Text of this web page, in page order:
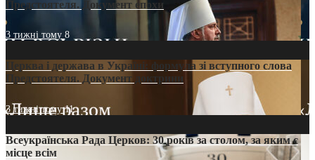
Предстоятеля. Документ епохи
3 тижні тому 8
Церква і держава в Україні: формула зі вступного слова
Предстоятеля. Документ доктрини
3 тижні тому11
Всеукраїнська Рада Церков: 30 років за столом, за яким є
місце всім